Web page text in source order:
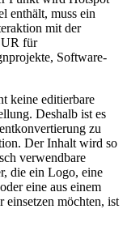
enthält, muss ein
mit der
für
Software-
keine editierbare
Deshalb ist es
zu
Der Inhalt wird so
verwendbare
die ein Logo, eine
eine aus einem
einsetzen möchten, ist